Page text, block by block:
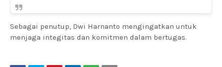
Sebagai penutup, Dwi Harnanto mengingatkan untuk
menjaga integitas dan komitmen dalam bertugas.